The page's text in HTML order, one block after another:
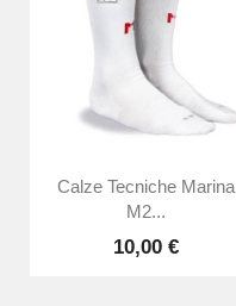
Calze Tecniche Marina
M2...
10,00 €